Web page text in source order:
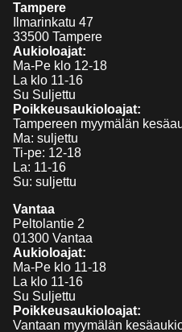
Tampere
Ilmarinkatu 47
33500 Tampere
Aukioloajat:
Ma-Pe klo 12-18
La klo 11-16
Su Suljettu
Poikkeusaukioloajat:
Tampereen myymälän
Ma: suljettu
Ti-pe: 12-18
La: 11-16
Su: suljettu
Vantaa
Peltolantie 2
01300 Vantaa
Aukioloajat:
Ma-Pe klo 11-18
La klo 11-16
Su Suljettu
Poikkeusaukioloajat:
Vantaan myymälän